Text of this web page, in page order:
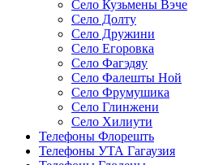
Село Кузьмены Вэче
Село Долту
Село Дружини
Село Егоровка
Село Фагэдяу
Село Фалешты Ной
Село Фрумушика
Село Глинжени
Село Хилиути
Телефоны Флорешть
Телефоны УТА Гагаузия